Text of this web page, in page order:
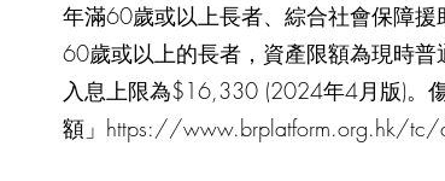
年滿60歲或以上長者、綜合社會保障援
60歲或以上的長者，資產限額為現時
入息上限為$16,330 (2024年4月版)。
額」 https://www.brplatform.org.hk/tc/